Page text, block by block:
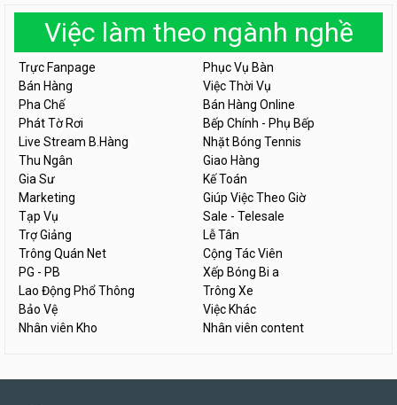
Việc làm theo ngành nghề
Trực Fanpage
Phục Vụ Bàn
Bán Hàng
Việc Thời Vụ
Pha Chế
Bán Hàng Online
Phát Tờ Rơi
Bếp Chính - Phụ Bếp
Live Stream B.Hàng
Nhặt Bóng Tennis
Thu Ngân
Giao Hàng
Gia Sư
Kế Toán
Marketing
Giúp Việc Theo Giờ
Tạp Vụ
Sale - Telesale
Trợ Giảng
Lễ Tân
Trông Quán Net
Cộng Tác Viên
PG - PB
Xếp Bóng Bi a
Lao Động Phổ Thông
Trông Xe
Bảo Vệ
Việc Khác
Nhân viên Kho
Nhân viên content